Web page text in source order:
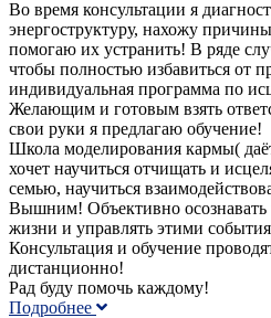
Во время консультации я
энергоструктуру, нахожу
помогаю их устранить! В ряде
чтобы полностью избавиться от
индивидуальная программа по
Желающим и готовым взять
свои руки я предлагаю обучение!
Школа моделирования кармы(
хочет научиться отчищать и
семью, научиться
Вышним! Объективно осознавать
жизни и управлять этими
Консультация и обучение
дистанционно!
Рад буду помочь каждому!
Подробнее